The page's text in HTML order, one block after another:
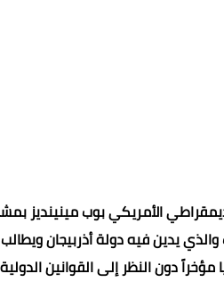
الأمريكي بوب مينينديز
يدين فيه دولة أذربيجان
مؤخراً دون النظر إلى القوانين الدولية